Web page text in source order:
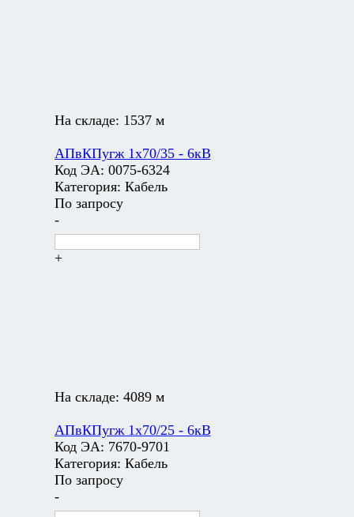
На складе: 1537 м
АПвКПугж 1х70/35 - 6кВ
Код ЭА: 0075-6324
Категория: Кабель
По запросу
-
+
На складе: 4089 м
АПвКПугж 1х70/25 - 6кВ
Код ЭА: 7670-9701
Категория: Кабель
По запросу
-